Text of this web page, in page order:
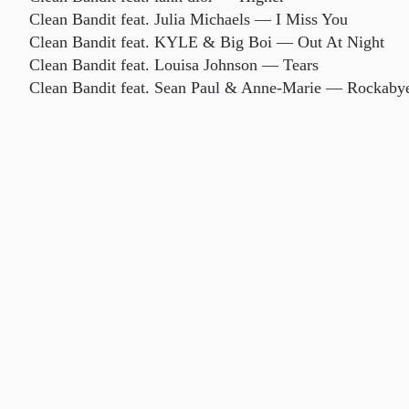
Clean Bandit feat. Julia Michaels — I Miss You
Clean Bandit feat. KYLE & Big Boi — Out At Night
Clean Bandit feat. Louisa Johnson — Tears
Clean Bandit feat. Sean Paul & Anne-Marie —